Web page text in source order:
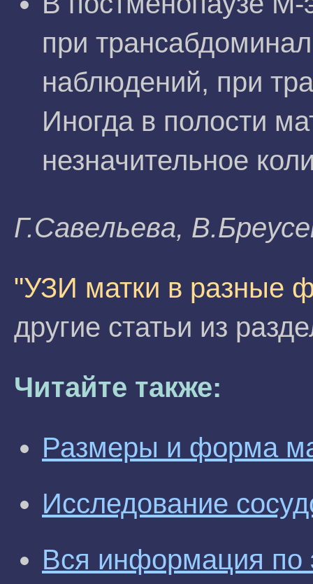
при
наблюдений, при
Иногда в полости
незначительное
Г.Caвeльeвa,
"УЗИ матки в разные
другие статьи из
Читайте также:
Размеры и форма
Исследование
Вся информация по